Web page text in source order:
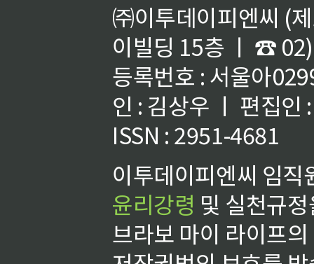
㈜이투데이피엔씨 (
이빌딩 15층 ㅣ ☎
등록번호 : 서울아
인 : 김상우 ㅣ 편집인
ISSN : 2951-4681
이투데이피엔씨 임
윤리강령 및 실천규
브라보 마이 라이프